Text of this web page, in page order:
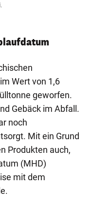
Wert von 1,6
geworfen.
Gebäck im Abfall.
noch
Mit ein Grund
Produkten auch,
(MHD)
mit dem